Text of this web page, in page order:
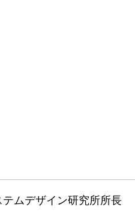
ムデザイン研究所所長